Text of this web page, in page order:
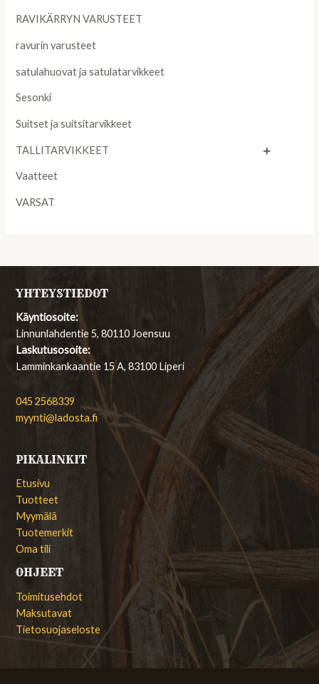
RAVIKÄRRYN VARUSTEET
ravurin varusteet
satulahuovat ja satulatarvikkeet
Sesonki
Suitset ja suitsitarvikkeet
TALLITARVIKKEET
Vaatteet
VARSAT
YHTEYSTIEDOT
Käyntiosoite:
Linnunlahdentie 5, 80110 Joensuu
Laskutusosoite:
Lamminkankaantie 15 A, 83100 Liperi
045 2568339
myynti@ladosta.fi
PIKALINKIT
Etusivu
Tuotteet
Myymälä
Tuotemerkit
Oma tili
OHJEET
Toimitusehdot
Maksutavat
Tietosuojaseloste